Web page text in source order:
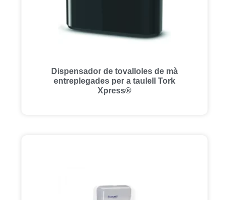
Dispensador de tovalloles de mà
entreplegades per a taulell Tork
Xpress®